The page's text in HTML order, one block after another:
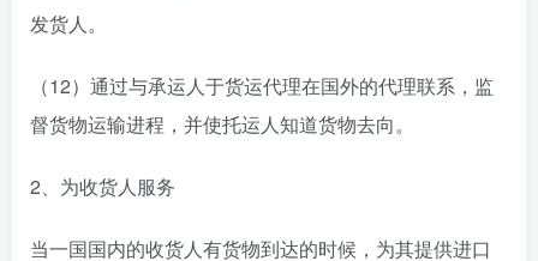
发货人。
（12）通过与承运人于货运代理在国外的代理联系，监
督货物运输进程，并使托运人知道货物去向。
2、为收货人服务
当一国国内的收货人有货物到达的时候，为其提供进口